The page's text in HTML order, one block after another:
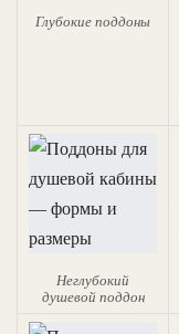
Глубокие поддоны
Неглубокий
душевой поддон